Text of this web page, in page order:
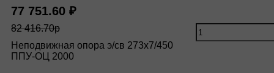
77 751.60 ₽
82 416.70р
Неподвижная опора э/св 273х7/450
ППУ-ОЦ 2000